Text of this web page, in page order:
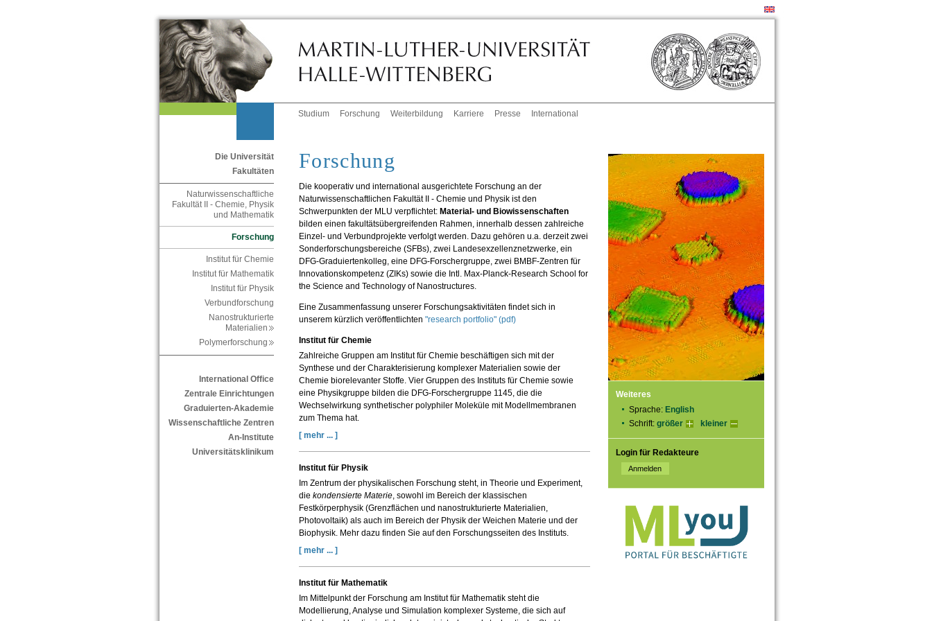
Studium Forschung Weiterbildung Karriere Presse International
Die Universität
Fakultäten
Naturwissenschaftliche
Fakultät II - Chemie, Physik
und Mathematik
Forschung
Institut für Chemie
Institut für Mathematik
Institut für Physik
Verbundforschung
Nanostrukturierte
Materialien
Polymerforschung
International Office
Zentrale Einrichtungen
Graduierten-Akademie
Wissenschaftliche Zentren
An-Institute
Universitätsklinikum
Weiteres
Sprache: English
Schrift: größer kleiner
Login für Redakteure
Forschung
Die kooperativ und international ausgerichtete Forschung an der
Naturwissenschaftlichen Fakultät II - Chemie und Physik ist den
Schwerpunkten der MLU verpflichtet: Material- und Biowissenschaften
bilden einen fakultätsübergreifenden Rahmen, innerhalb dessen zahlreiche
Einzel- und Verbundprojekte verfolgt werden. Dazu gehören u.a. derzeit zwei
Sonderforschungsbereiche (SFBs), zwei Landesexzellenznetzwerke, ein
DFG-Graduiertenkolleg, eine DFG-Forschergruppe, zwei BMBF-Zentren für
Innovationskompetenz (ZIKs) sowie die Intl. Max-Planck-Research School for
the Science and Technology of Nanostructures.
Eine Zusammenfassung unserer Forschungsaktivitäten findet sich in
unserem kürzlich veröffentlichten "research portfolio" (pdf)
Institut für Chemie
Zahlreiche Gruppen am Institut für Chemie beschäftigen sich mit der
Synthese und der Charakterisierung komplexer Materialien sowie der
Chemie biorelevanter Stoffe. Vier Gruppen des Instituts für Chemie sowie
eine Physikgruppe bilden die DFG-Forschergruppe 1145, die die
Wechselwirkung synthetischer polyphiler Moleküle mit Modellmembranen
zum Thema hat.
[ mehr ... ]
Institut für Physik
Im Zentrum der physikalischen Forschung steht, in Theorie und Experiment,
die kondensierte Materie, sowohl im Bereich der klassischen
Festkörperphysik (Grenzflächen und nanostrukturierte Materialien,
Photovoltaik) als auch im Bereich der Physik der Weichen Materie und der
Biophysik. Mehr dazu finden Sie auf den Forschungsseiten des Instituts.
[ mehr ... ]
Institut für Mathematik
Im Mittelpunkt der Forschung am Institut für Mathematik steht die
Modellierung, Analyse und Simulation komplexer Systeme, die sich auf